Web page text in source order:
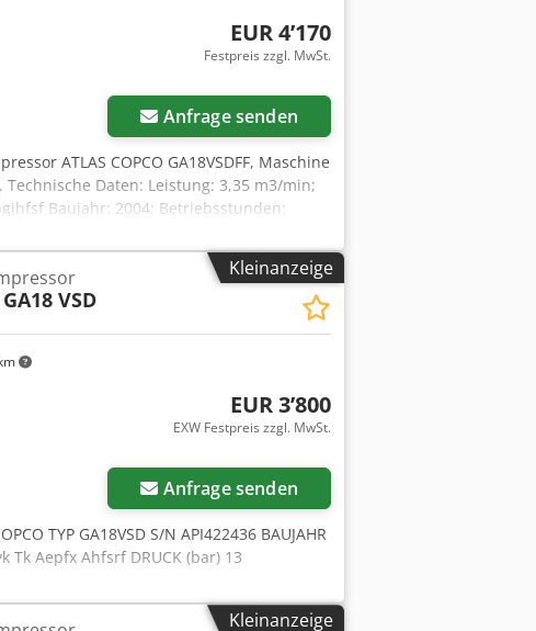
EUR 4’170
Festpreis zzgl. MwSt.
Anfrage senden
ATLAS COPCO GA18VSDFF, Maschine
Daten: Leistung: 3,35 m3/min;
Baujahr: 2004; Betriebsstunden:
voll funktionsfähig, einsatzbereit, mit
zum Video.
Kleinanzeige
GA18 VSD
EUR 3’800
EXW Festpreis zzgl. MwSt.
Anfrage senden
TYP GA18VSD S/N API422436 BAUJAHR
Tk Aepfx Ahfsrf DRUCK (bar) 13
Kleinanzeige